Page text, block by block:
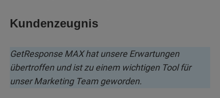
Kundenzeugnis
GetResponse MAX hat unsere Erwartungen
übertroffen und ist zu einem wichtigen Tool für
unser Marketing Team geworden.